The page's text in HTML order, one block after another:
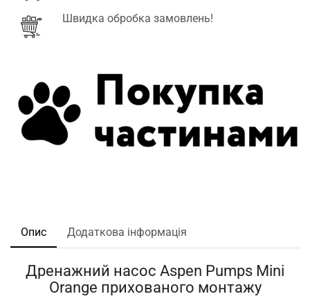
Швидка обробка замовлень!
Опис Додаткова інформація
Дренажний насос Aspen Pumps Mini
Orange прихованого монтажу